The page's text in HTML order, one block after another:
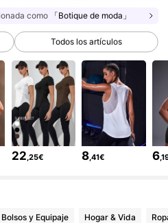
como 「Botique de moda」
Todos los artículos
22,25€ 8,41€ 6
Bolsos y Equipaje Hogar & Vida